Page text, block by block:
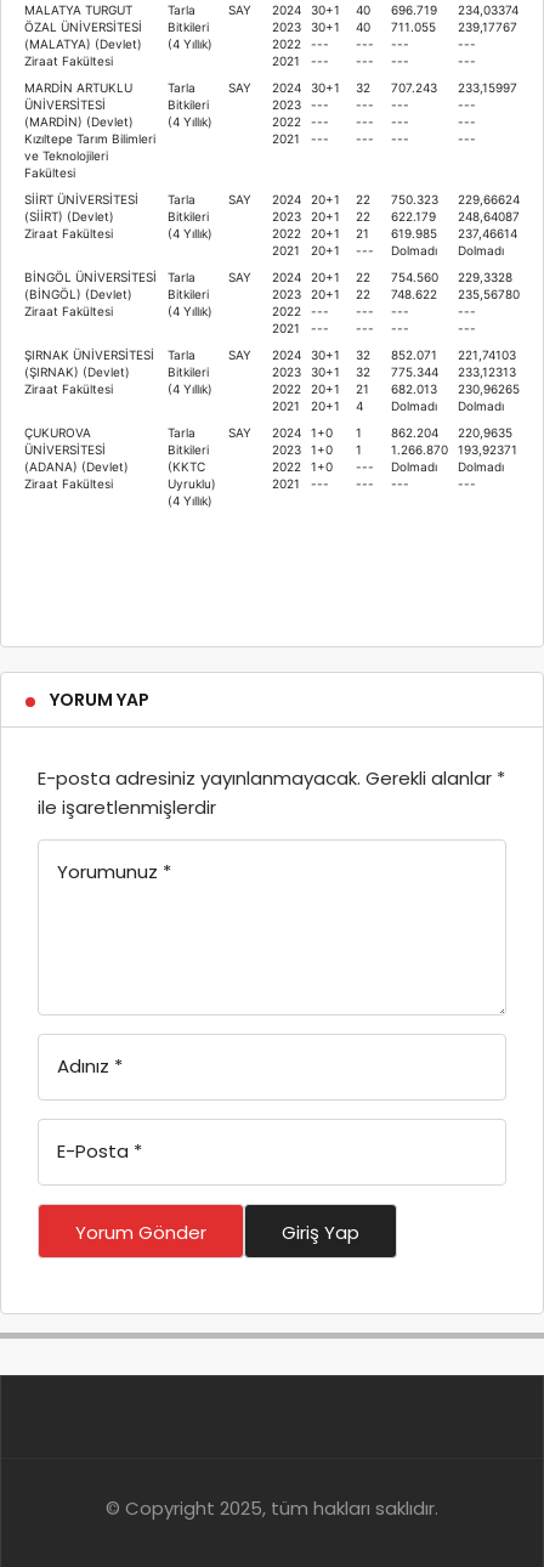
MALATYA TURGUT
ÖZAL ÜNİVERSİTESİ
(MALATYA) (Devlet)
Ziraat Fakültesi
Tarla
Bitkileri
(4 Yıllık)
SAY
2024
2023
2022
2021
30+1
30+1
---
---
40
40
---
---
696.719
711.055
---
---
234,03374
239,17767
---
---
MARDİN ARTUKLU
ÜNİVERSİTESİ
(MARDİN) (Devlet)
Kızıltepe Tarım Bilimleri
ve Teknolojileri
Fakültesi
Tarla
Bitkileri
(4 Yıllık)
SAY
2024
2023
2022
2021
30+1
---
---
---
32
---
---
---
707.243
---
---
---
233,15997
---
---
---
SİİRT ÜNİVERSİTESİ
(SİİRT) (Devlet)
Ziraat Fakültesi
Tarla
Bitkileri
(4 Yıllık)
SAY
2024
2023
2022
2021
20+1
20+1
20+1
20+1
22
22
21
---
750.323
622.179
619.985
Dolmadı
229,66624
248,64087
237,46614
Dolmadı
BİNGÖL ÜNİVERSİTESİ
(BİNGÖL) (Devlet)
Ziraat Fakültesi
Tarla
Bitkileri
(4 Yıllık)
SAY
2024
2023
2022
2021
20+1
20+1
---
---
22
22
---
---
754.560
748.622
---
---
229,3328
235,56780
---
---
ŞIRNAK ÜNİVERSİTESİ
(ŞIRNAK) (Devlet)
Ziraat Fakültesi
Tarla
Bitkileri
(4 Yıllık)
SAY
2024
2023
2022
2021
30+1
30+1
20+1
20+1
32
32
21
4
852.071
775.344
682.013
Dolmadı
221,74103
233,12313
230,96265
Dolmadı
ÇUKUROVA
ÜNİVERSİTESİ
(ADANA) (Devlet)
Ziraat Fakültesi
Tarla
Bitkileri
(KKTC
Uyruklu)
(4 Yıllık)
SAY
2024
2023
2022
2021
1+0
1+0
1+0
---
1
1
---
---
862.204
1.266.870
Dolmadı
---
220,9635
193,92371
Dolmadı
---
YORUM YAP
E-posta adresiniz yayınlanmayacak. Gerekli alanlar *
ile işaretlenmişlerdir
Yorumunuz *
Adınız *
E-Posta *
Yorum Gönder Giriş Yap
© Copyright 2025, tüm hakları saklıdır.